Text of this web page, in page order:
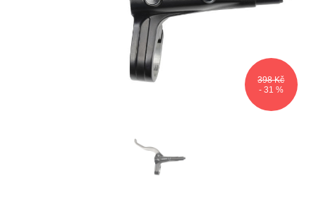
398 Kč
- 31 %